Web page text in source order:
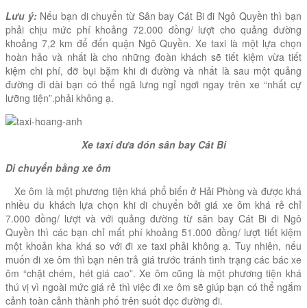
Lưu ý: Nếu bạn di chuyển từ Sân bay Cát Bi đi Ngô Quyền thì bạn
phải chịu mức phí khoảng 72.000 đồng/ lượt cho quảng đường
khoảng 7,2 km để đến quận Ngô Quyền. Xe taxi là một lựa chọn
hoàn hảo và nhất là cho những đoàn khách sẽ tiết kiệm vừa tiết
kiệm chi phí, đỡ bụi bặm khi đi đường và nhất là sau một quảng
đường đi dài bạn có thể ngã lưng ngỉ ngơi ngay trên xe “nhất cự
lưỡng tiện”.phải không ạ.
Xe taxi đưa đón sân bay Cát Bi
Di chuyển bằng xe ôm
Xe ôm là một phương tiện khá phổ biến ở Hải Phòng và được khá
nhiều du khách lựa chọn khi di chuyển bởi giá xe ôm khá rẻ chỉ
7.000 đồng/ lượt và với quảng đường từ sân bay Cát Bi đi Ngô
Quyền thì các bạn chỉ mất phí khoảng 51.000 đồng/ lượt tiết kiệm
một khoản kha khá so với đi xe taxi phải không ạ. Tuy nhiên, nếu
muốn đi xe ôm thì bạn nên trả giá trước tránh tình trạng các bác xe
ôm “chặt chém, hét giá cao”. Xe ôm cũng là một phương tiện khá
thú vị vì ngoài mức giá rẻ thì việc đi xe ôm sẽ giúp bạn có thể ngắm
cảnh toàn cảnh thành phố trên suốt dọc đường đi.